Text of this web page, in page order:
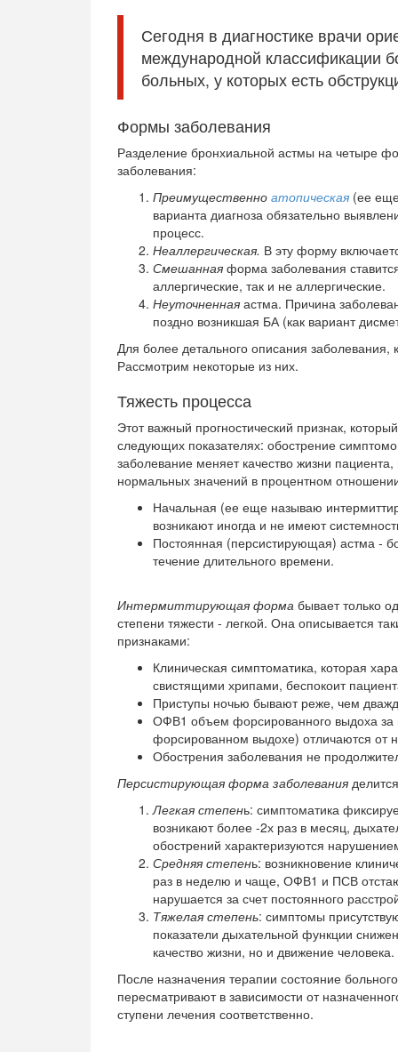
Сегодня в диагностике врачи
международной классификации
больных, у которых есть
Формы заболевания
Разделение бронхиальной астмы на четыре
заболевания:
Преимущественно атопическая (ее
варианта диагноза обязательно
процесс.
Неаллергическая. В эту форму
Смешанная форма заболевания
аллергические, так и не аллергические.
Неуточненная астма. Причина
поздно возникшая БА (как вариант
Для более детального описания заболевания,
Рассмотрим некоторые из них.
Тяжесть процесса
Этот важный прогностический признак,
следующих показателях: обострение
заболевание меняет качество жизни
нормальных значений в процентном
Начальная (ее еще называю
возникают иногда и не имеют
Постоянная (персистирующая) астма -
течение длительного времени.
Интермиттирующая форма бывает только
степени тяжести - легкой. Она описывается
признаками:
Клиническая симптоматика, которая
свистящими хрипами, беспокоит
Приступы ночью бывают реже, чем
ОФВ1 объем форсированного выдоха за
форсированном выдохе) отличаются от
Обострения заболевания не
Персистирующая форма заболевания
Легкая степень: симптоматика
возникают более -2х раз в месяц,
обострений характеризуются
Средняя степень: возникновение
раз в неделю и чаще, ОФВ1 и ПСВ
нарушается за счет постоянного
Тяжелая степень: симптомы
показатели дыхательной функции
качество жизни, но и движение человека.
После назначения терапии состояние
пересматривают в зависимости от
ступени лечения соответственно.